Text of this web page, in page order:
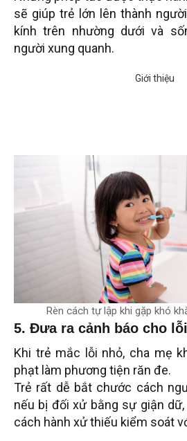
sẽ giúp trẻ lớn lên thành
kính trên nhường dưới và
người xung quanh.
Rèn cách tự lập khi gặp khó
5. Đưa ra cảnh báo cho
Khi trẻ mắc lỗi nhỏ, cha mẹ
phạt làm phương tiện răn đe.
Trẻ rất dễ bắt chước cách
nếu bị đối xử bằng sự giận
cách hành xử thiếu kiểm soát